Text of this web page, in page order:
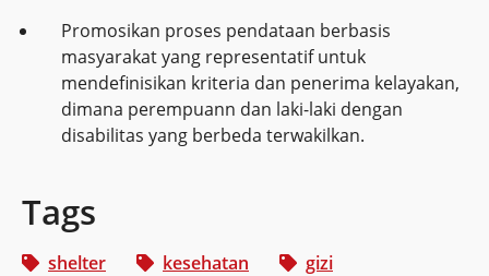
Promosikan proses pendataan berbasis
masyarakat yang representatif untuk
mendefinisikan kriteria dan penerima kelayakan,
dimana perempuann dan laki-laki dengan
disabilitas yang berbeda terwakilkan.
Tags
shelter kesehatan gizi